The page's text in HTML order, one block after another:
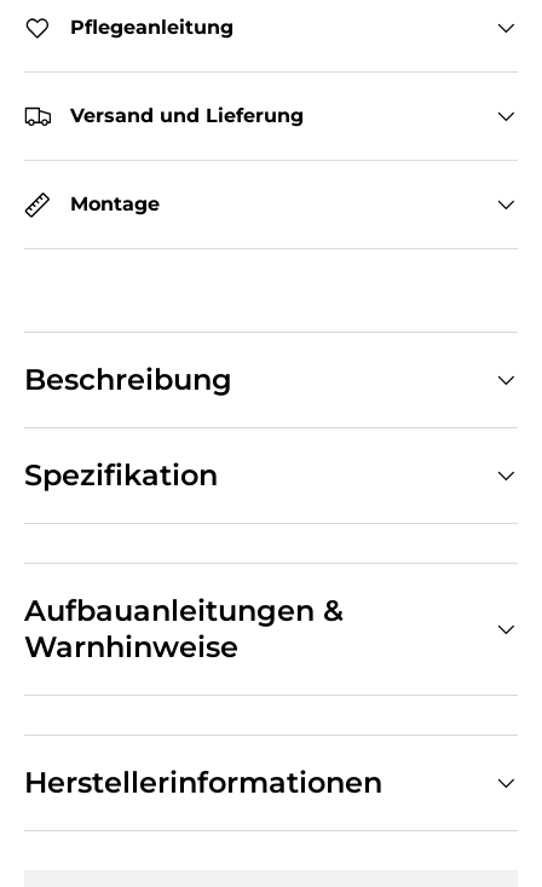
Pflegeanleitung
Versand und Lieferung
Montage
Beschreibung
Spezifikation
Aufbauanleitungen &
Warnhinweise
Herstellerinformationen